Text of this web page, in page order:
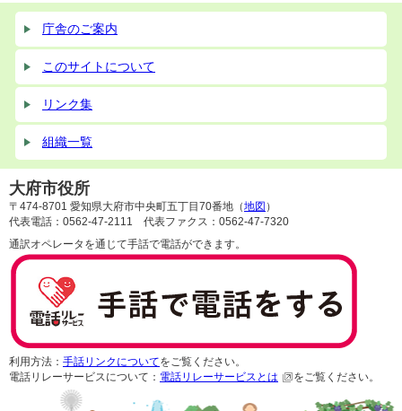
庁舎のご案内
このサイトについて
リンク集
組織一覧
大府市役所
〒474-8701 愛知県大府市中央町五丁目70番地（地図 ）
代表電話：0562-47-2111 代表ファクス：0562-47-7320
通訳オペレータを通じて手話で電話ができます。
利用方法： 手話リンクについてをご覧ください。
電話リレーサービスについて： 電話リレーサービスとは をご覧ください。